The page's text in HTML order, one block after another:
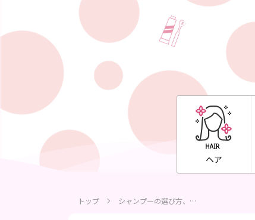
ヘア
トップ シャンプーの選び方、…